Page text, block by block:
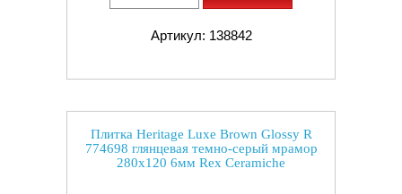
Артикул: 138842
Плитка Heritage Luxe Brown Glossy R
774698 глянцевая темно-серый мрамор
280x120 6мм Rex Ceramiche